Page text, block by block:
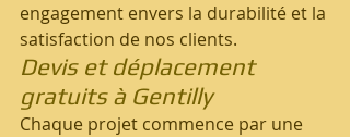
engagement envers la durabilité et la
satisfaction de nos clients.
Devis et déplacement
gratuits à Gentilly
Chaque projet commence par une